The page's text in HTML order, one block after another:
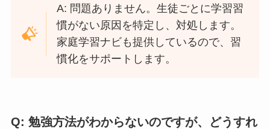
A: 問題ありません。生徒ごとに学習習
慣がない原因を特定し、対処します。
家庭学習ナビも提供しているので、習
慣化をサポートします。
Q: 勉強方法がわからないのですが、どうすれ